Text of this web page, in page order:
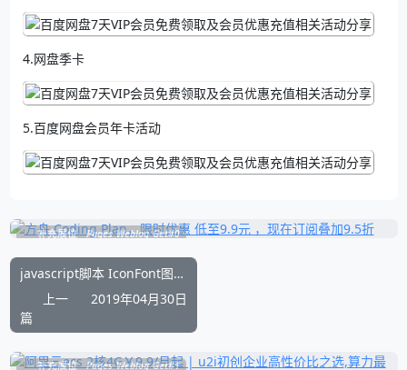
4.网盘季卡
5.百度网盘会员年卡活动
补充展位 Pages_Weblog_Get#0
javascript脚本 IconFont图标批量加入购物车
上一
篇
2019年04月30日
补充展位 Pages_Weblog_Get#1